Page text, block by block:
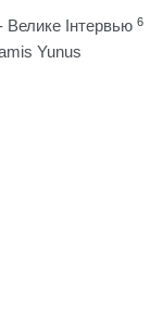
Інтервью 6
Yunus